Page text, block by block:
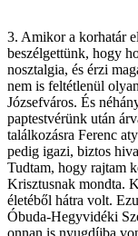
3. Amikor a korhatár
beszélgettünk, hogy
nosztalgia, és érzi
nem is feltétlenül
Józsefváros. És
paptestvérünk után
találkozásra Ferenc
pedig igazi, biztos
Tudtam, hogy rajtam
Krisztusnak mondta.
életéből hátra volt.
Óbuda-Hegyvidéki
onnan is nyugdíjba